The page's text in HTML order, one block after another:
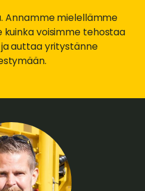
Annamme mielellämme
voisimme tehostaa
auttaa yritystänne